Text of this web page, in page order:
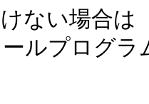
ない場合は
ルプログ